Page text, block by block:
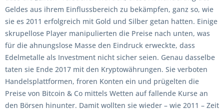
Geldes aus ihrem Einflussbereich zu bekämpfen, ganz so, wie
sie es 2011 erfolgreich mit Gold und Silber getan hatten. Einige
skrupellose Player manipulierten die Preise nach unten, was
für die ahnungslose Masse den Eindruck erweckte, dass
Edelmetalle als Investment nicht sicher seien. Genau dasselbe
taten sie Ende 2017 mit den Kryptowährungen. Sie verboten
Handelsplattformen, froren Konten ein und prügelten die
Preise von Bitcoin & Co mittels Wetten auf fallende Kurse an
den Börsen hinunter. Damit wollten sie wieder – wie 2011 – Zeit